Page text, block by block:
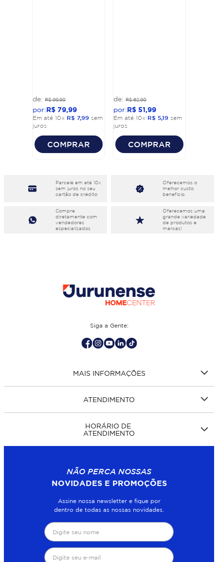
R$ 99,90
R$ 79,99
Em até 10x R$ 7,99 sem
juros
COMPRAR
R$ 62,90
R$ 51,99
Em até 10x R$ 5,19 sem
juros
COMPRAR
Parcele em eté 10x
sem juros no seu
cartão de crédito
Oferecemos o
melhor custo
benefício.
Compre
diretamente com
vendedores
especializados
Oferecemos uma
grande variedade
de produtos e
marcas!
Siga a Gente:
MAIS INFORMAÇÕES
ATENDIMENTO
HORÁRIO DE
ATENDIMENTO
NÃO PERCA NOSSAS
NOVIDADES E PROMOÇÕES
Assine nossa newsletter e fique por
dentro de todas as nossas novidades.